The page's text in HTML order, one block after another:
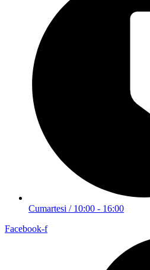
Cumartesi / 10:00 - 16:00
Facebook-f